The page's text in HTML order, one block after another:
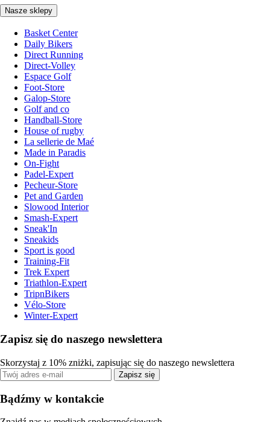
Nasze sklepy
Basket Center
Daily Bikers
Direct Running
Direct-Volley
Espace Golf
Foot-Store
Galop-Store
Golf and co
Handball-Store
House of rugby
La sellerie de Maé
Made in Paradis
On-Fight
Padel-Expert
Pecheur-Store
Pet and Garden
Slowood Interior
Smash-Expert
Sneak'In
Sneakids
Sport is good
Training-Fit
Trek Expert
Triathlon-Expert
TripnBikers
Vélo-Store
Winter-Expert
Zapisz się do naszego newslettera
Skorzystaj z 10% zniżki, zapisując się do naszego newslettera
Zapisz się
Bądźmy w kontakcie